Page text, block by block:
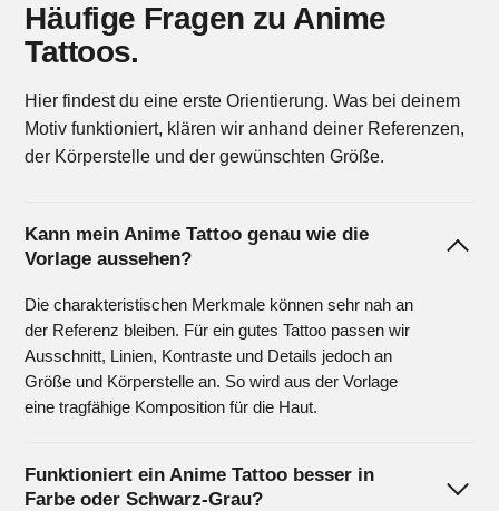
Häufige Fragen zu Anime
Tattoos.
Hier findest du eine erste Orientierung. Was bei deinem
Motiv funktioniert, klären wir anhand deiner Referenzen,
der Körperstelle und der gewünschten Größe.
Kann mein Anime Tattoo genau wie die
Vorlage aussehen?
Die charakteristischen Merkmale können sehr nah an
der Referenz bleiben. Für ein gutes Tattoo passen wir
Ausschnitt, Linien, Kontraste und Details jedoch an
Größe und Körperstelle an. So wird aus der Vorlage
eine tragfähige Komposition für die Haut.
Funktioniert ein Anime Tattoo besser in
Farbe oder Schwarz-Grau?